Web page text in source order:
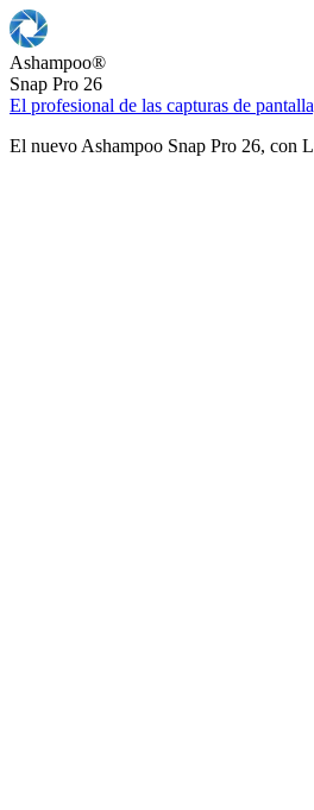
Ashampoo®
Snap Pro 26
El profesional de las capturas de
El nuevo Ashampoo Snap Pro 26, con